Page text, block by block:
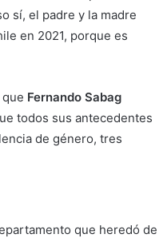
sí, el padre y la madre
en 2021, porque es
Fernando Sabag
todos sus antecedentes
de género, tres
que heredó de